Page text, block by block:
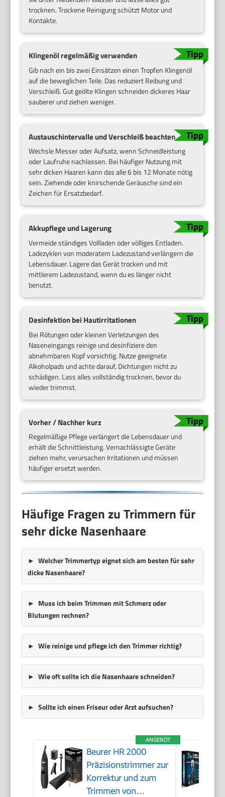
trocknen. Trockene Reinigung schützt Motor und
Kontakte.
Klingenöl regelmäßig verwenden
Gib nach ein bis zwei Einsätzen einen Tropfen Klingenöl
auf die beweglichen Teile. Das reduziert Reibung und
Verschleiß. Gut geölte Klingen schneiden dickeres Haar
sauberer und ziehen weniger.
Austauschintervalle und Verschleiß beachten
Wechsle Messer oder Aufsatz, wenn Schneidleistung
oder Laufruhe nachlassen. Bei häufiger Nutzung mit
sehr dicken Haaren kann das alle 6 bis 12 Monate nötig
sein. Ziehende oder knirschende Geräusche sind ein
Zeichen für Ersatzbedarf.
Akkupflege und Lagerung
Vermeide ständiges Vollladen oder völliges Entladen.
Ladezyklen von moderatem Ladezustand verlängern die
Lebensdauer. Lagere das Gerät trocken und mit
mittlerem Ladezustand, wenn du es länger nicht
benutzt.
Desinfektion bei Hautirritationen
Bei Rötungen oder kleinen Verletzungen des
Naseneingangs reinige und desinfiziere den
abnehmbaren Kopf vorsichtig. Nutze geeignete
Alkoholpads und achte darauf, Dichtungen nicht zu
schädigen. Lass alles vollständig trocknen, bevor du
wieder trimmst.
Vorher / Nachher kurz
Regelmäßige Pflege verlängert die Lebensdauer und
erhält die Schnittleistung. Vernachlässigte Geräte
ziehen mehr, verursachen Irritationen und müssen
häufiger ersetzt werden.
Häufige Fragen zu Trimmern für
sehr dicke Nasenhaare
Welcher Trimmertyp eignet sich am besten für sehr
dicke Nasenhaare?
Muss ich beim Trimmen mit Schmerz oder
Blutungen rechnen?
Wie reinige und pflege ich den Trimmer richtig?
Wie oft sollte ich die Nasenhaare schneiden?
Sollte ich einen Friseur oder Arzt aufsuchen?
ANGEBOT
Beurer HR 2000
Präzisionstrimmer zur
Korrektur und zum
Trimmen von